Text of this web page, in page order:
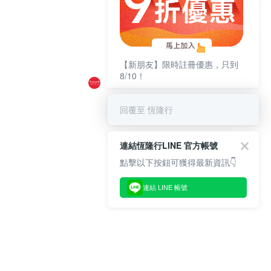
【新朋友】限時註冊優惠，只到
8/10！
回覆至 恆隆行
連結恆隆行LINE 官方帳號
點擊以下按鈕可獲得最新資訊👇
連結 LINE 帳號